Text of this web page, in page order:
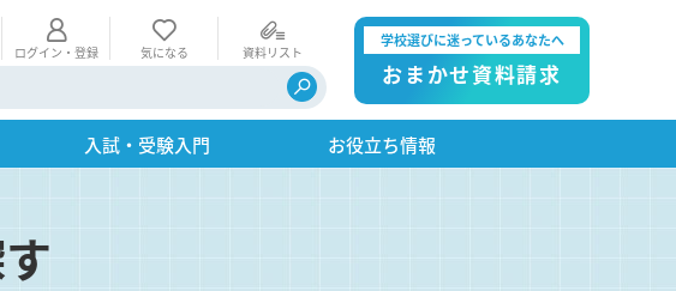
ログイン・登録 気になる 資料リスト
学校選びに迷っているあなたへ
おまかせ資料請求
入試・受験入門 お役立ち情報